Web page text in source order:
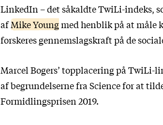
LinkedIn – det såkaldte TwiLi-indeks,
afMike Youngmed henblik på at måle
forskeres gennemslagskraft på de
Marcel Bogers’ topplacering på TwiLi-
af begrundelserne fra Science for at
Formidlingsprisen 2019.